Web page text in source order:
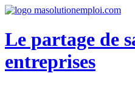
Le partage de
entreprises